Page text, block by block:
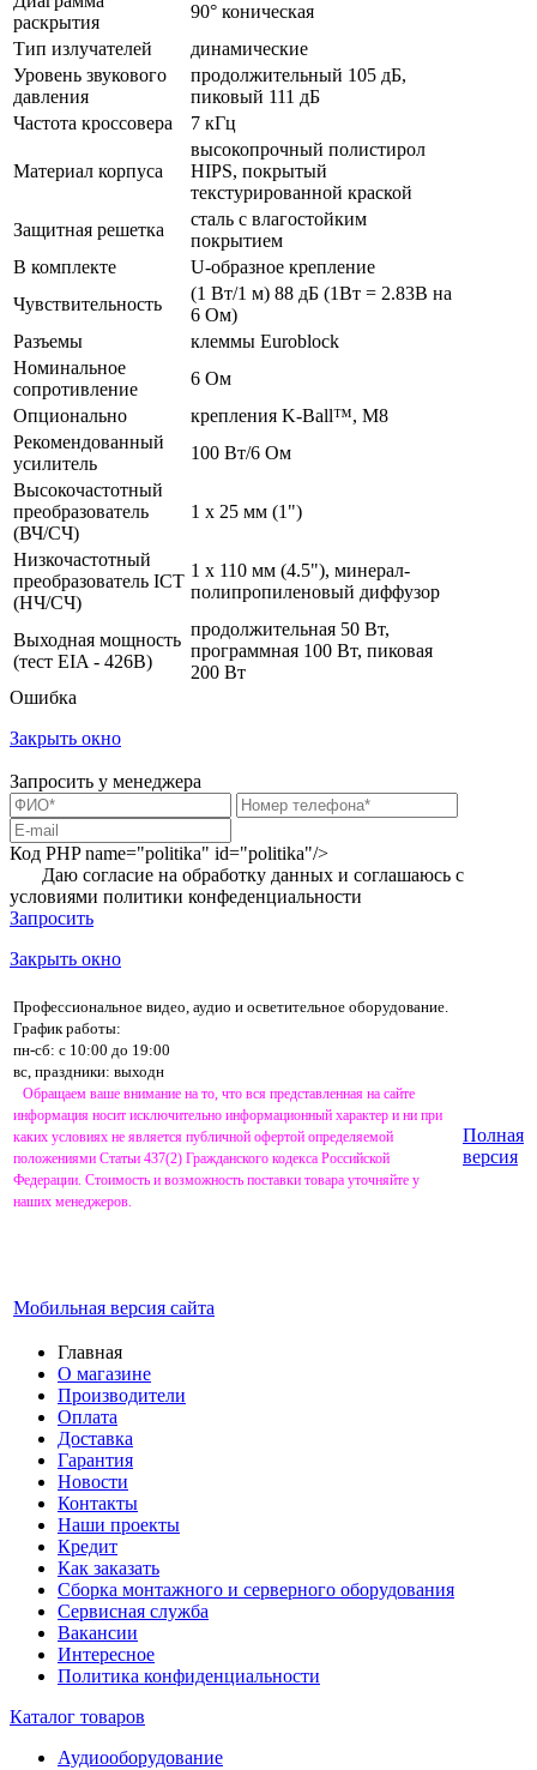
раскрытия
90° коническая
Тип излучателей
динамические
Уровень звукового
давления
продолжительный 105 дБ,
пиковый 111 дБ
Частота кроссовера
7 кГц
Материал корпуса
высокопрочный полистирол
HIPS, покрытый
текстурированной краской
Защитная решетка
сталь с влагостойким
покрытием
В комплекте
U-образное крепление
Чувствительность
(1 Вт/1 м) 88 дБ (1Вт = 2.83В на
6 Ом)
Разъемы
клеммы Euroblock
Номинальное
сопротивление
6 Ом
Опционально
крепления K-Ball™, M8
Рекомендованный
усилитель
100 Вт/6 Ом
Высокочастотный
преобразователь
(ВЧ/СЧ)
1 х 25 мм (1")
Низкочастотный
преобразователь ICT
(НЧ/СЧ)
1 х 110 мм (4.5"), минерал-
полипропиленовый диффузор
Выходная мощность
(тест EIA - 426B)
продолжительная 50 Вт,
программная 100 Вт, пиковая
200 Вт
Ошибка
Закрыть окно
Запросить у менеджера
Код PHPname="politika" id="politika"/>
Даю согласие на обработку данных и соглашаюсь с
условиями политики конфеденциальности
Запросить
Закрыть окно
Профессиональное видео, аудио и осветительное оборудование.
График работы:
пн-сб: с 10:00 до 19:00
вс, праздники: выходн
Обращаем ваше внимание на то, что вся представленная на сайте
информация носит исключительно информационный характер и ни при
каких условиях не является публичной офертой определяемой
положениями Статьи 437(2) Гражданского кодекса Российской
Федерации. Стоимость и возможность поставки товара уточняйте у
наших менеджеров.
Мобильная версия сайта
Полная
версия
Главная
О магазине
Производители
Оплата
Доставка
Гарантия
Новости
Контакты
Наши проекты
Кредит
Как заказать
Сборка монтажного и серверного оборудования
Сервисная служба
Вакансии
Интересное
Политика конфиденциальности
Каталог товаров
Аудиооборудование